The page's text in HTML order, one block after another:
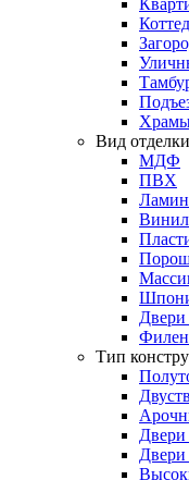
Вид отделки
МДФ
ПВХ
Двери
Тип
Двери
Двери